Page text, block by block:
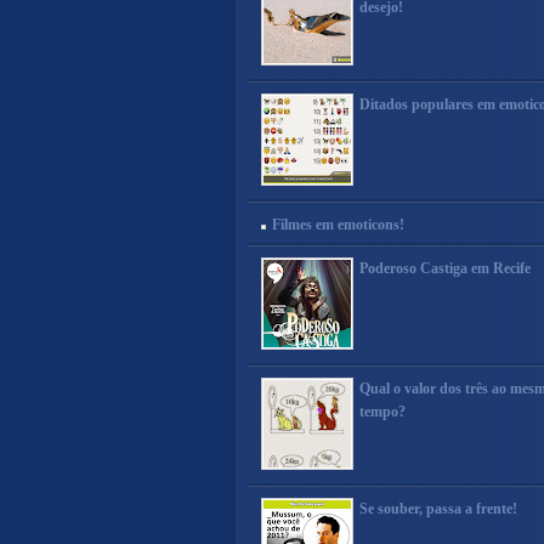
desejo!
Ditados populares em
Filmes em emoticons!
Poderoso Castiga em Recife
Qual o valor dos três ao
tempo?
Se souber, passa a frente!